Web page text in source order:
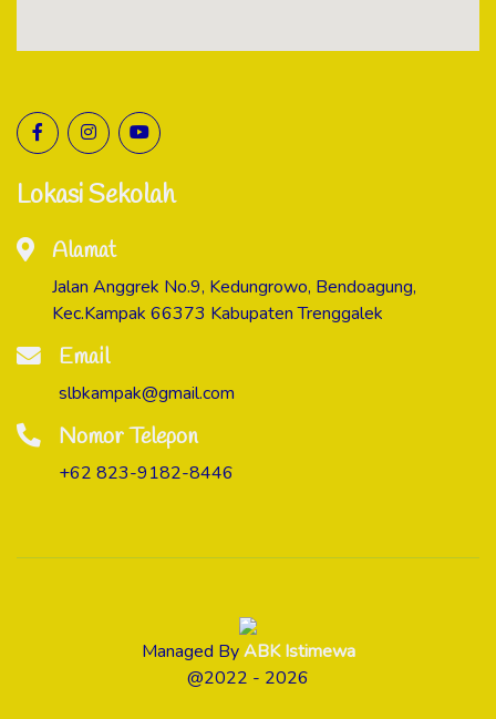
Lokasi Sekolah
Alamat
Jalan Anggrek No.9, Kedungrowo, Bendoagung,
Kec.Kampak 66373 Kabupaten Trenggalek
Email
slbkampak@gmail.com
Nomor Telepon
+62 823-9182-8446
Managed ByABK Istimewa
@2022 - 2026